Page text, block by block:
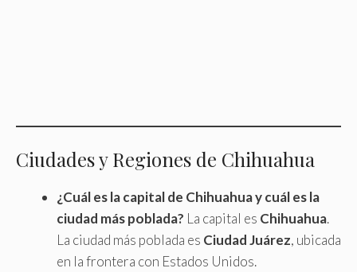
Ciudades y Regiones de Chihuahua
¿Cuál es la capital de Chihuahua y cuál es la
ciudad más poblada? La capital es Chihuahua.
La ciudad más poblada es Ciudad Juárez, ubicada
en la frontera con Estados Unidos.